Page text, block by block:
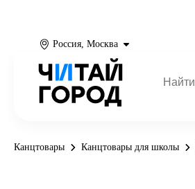
Россия, Москва
Канцтовары Канцтовары для школы